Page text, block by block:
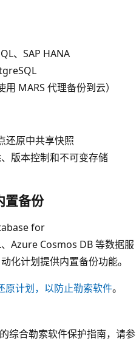
、SAP HANA
MARS 代理备份到云）
还原中共享快照
版本控制和不可变存储
置备份
for
Azure Cosmos DB 等数据服
化计划提供内置备份功能。
原计划，以防止勒索软件。
综合勒索软件保护指南，请参